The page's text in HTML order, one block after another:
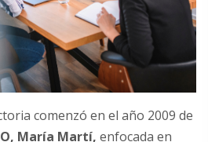
comenzó en el año 2009 de
María Martí, enfocada en